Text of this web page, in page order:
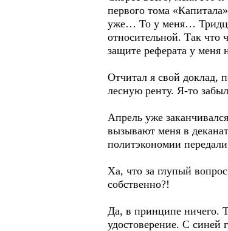
первого тома
уже… То у меня…
относительной. Так что
защите реферата у меня
Отчитал я свой доклад,
лесную ренту. Я-то
Апрель уже
вызывают меня в
политэкономии
Ха, что за глупый
собственно?!
Да, в принципе ничего.
удостоверение. С синей